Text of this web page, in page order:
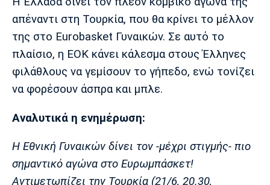
Πολιτισμός
Τραγούδια
Cine Spot
Running
Media
Παρασκήνιο
Πρόγραμμα TV
Ιωνικός Κηφισιά Πανσερραϊκός
Μαδρίτης
Μαδρίτης
απέναντι στη Τουρκία, που θα κρίνει το μέλλον
της στο Eurobasket Γυναικών. Σε αυτό το
πλαίσιο, η ΕΟΚ κάνει κάλεσμα στους Έλληνες
φιλάθλους να γεμίσουν το γήπεδο, ενώ τονίζει
να φορέσουν άσπρα και μπλε.
Αναλυτικά η ενημέρωση:
Η Εθνική Γυναικών δίνει τον -μέχρι στιγμής- πιο
σημαντικό αγώνα στο Ευρωμπάσκετ!
Αντιμετωπίζει την Τουρκία (21/6, 20.30,